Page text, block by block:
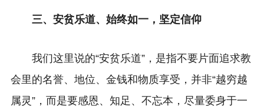
三、安贫乐道、始终如一，坚定信仰
我们这里说的“安贫乐道”，是指不要片面追求教
会里的名誉、地位、金钱和物质享受，并非“越穷越
属灵”，而是要感恩、知足、不忘本，尽量委身于一